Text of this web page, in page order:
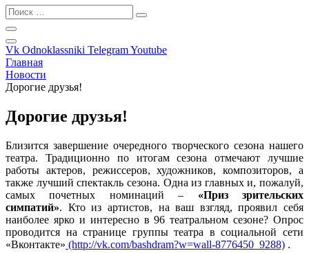
Vk Odnoklassniki TelegramYoutube
Главная
Новости
Дорогие друзья!
Дорогие друзья!
Близится завершение очередного творческого сезона нашего
театра. Традиционно по итогам сезона отмечают лучшие
работы актеров, режиссеров, художников, композиторов, а
также лучший спектакль сезона. Одна из главных и, пожалуй,
самых почетных номинаций – «Приз зрительских
симпатий». Кто из артистов, на ваш взгляд, проявил себя
наиболее ярко и интересно в 96 театральном сезоне? Опрос
проводится на странице группы театра в социальной сети
«Вконтакте» (http://vk.com/bashdram?w=wall-8776450_9288) .